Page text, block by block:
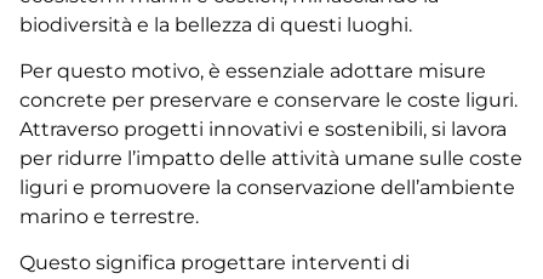
biodiversità e la bellezza di questi luoghi.
Per questo motivo, è essenziale adottare misure
concrete per preservare e conservare le coste liguri.
Attraverso progetti innovativi e sostenibili, si lavora
per ridurre l’impatto delle attività umane sulle coste
liguri e promuovere la conservazione dell’ambiente
marino e terrestre.
Questo significa progettare interventi di